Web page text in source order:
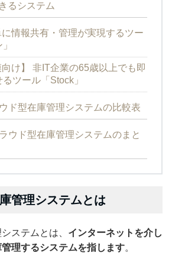
るシステム
情報共有・管理が実現するツー
向け】 非IT企業の65歳以上でも即
ツール「Stock」
ド型在庫管理システムの比較表
ウド型在庫管理システムのまと
管理システムとは
ステムとは、 インターネットを介し
理するシステムを指します。